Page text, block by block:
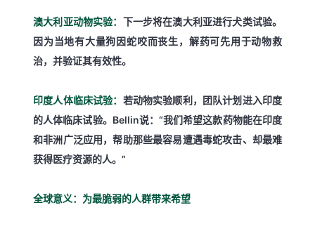
澳大利亚动物实验： 下一步将在澳大利亚进行犬类试验。
因为当地有大量狗因蛇咬而丧生，解药可先用于动物救
治，并验证其有效性。
印度人体临床试验： 若动物实验顺利，团队计划进入印度
的人体临床试验。Bellin说： “我们希望这款药物能在印度
和非洲广泛应用，帮助那些最容易遭遇毒蛇攻击、却最难
获得医疗资源的人。”
全球意义：为最脆弱的人群带来希望